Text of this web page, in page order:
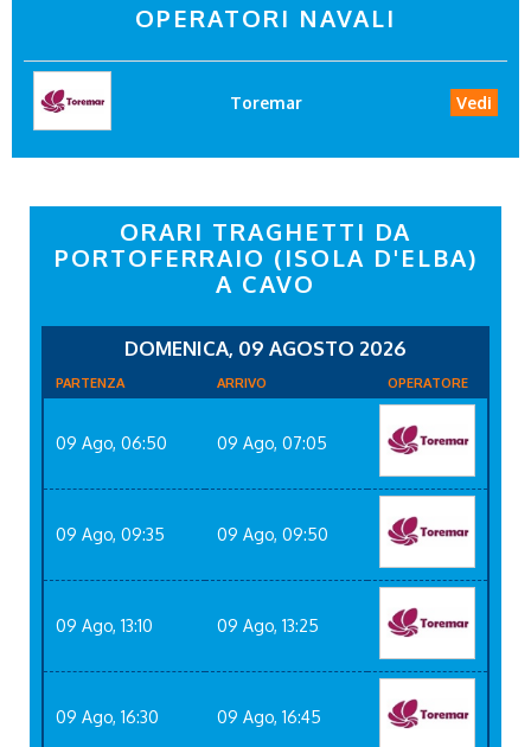
OPERATORI NAVALI
Toremar Vedi
ORARI TRAGHETTI DA
PORTOFERRAIO (ISOLA D'ELBA)
A CAVO
DOMENICA, 09 AGOSTO 2026
PARTENZA ARRIVO OPERATORE
09 Ago, 06:50 09 Ago, 07:05
09 Ago, 09:35 09 Ago, 09:50
09 Ago, 13:10 09 Ago, 13:25
09 Ago, 16:30 09 Ago, 16:45